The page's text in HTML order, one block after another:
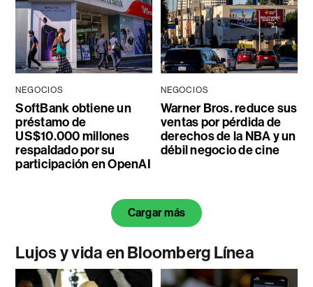
NEGOCIOS
SoftBank obtiene un
préstamo de
US$10.000 millones
respaldado por su
participación en OpenAI
NEGOCIOS
Warner Bros. reduce sus
ventas por pérdida de
derechos de la NBA y un
débil negocio de cine
Cargar más
Lujos y vida en Bloomberg Línea